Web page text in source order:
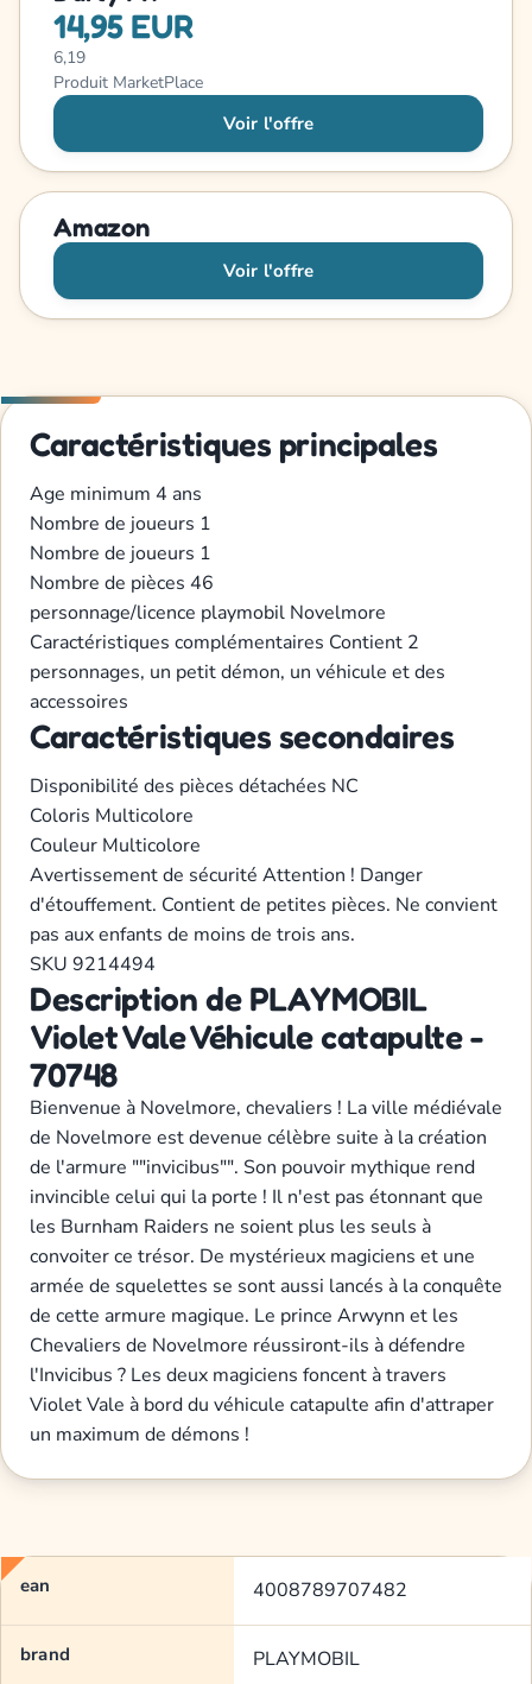
14,95 EUR
6,19
Produit MarketPlace
Voir l'offre
Amazon
Voir l'offre
Caractéristiques principales
Age minimum 4 ans
Nombre de joueurs 1
Nombre de joueurs 1
Nombre de pièces 46
personnage/licence playmobil Novelmore
Caractéristiques complémentaires Contient 2
personnages, un petit démon, un véhicule et des
accessoires
Caractéristiques secondaires
Disponibilité des pièces détachées NC
Coloris Multicolore
Couleur Multicolore
Avertissement de sécurité Attention ! Danger
d'étouffement. Contient de petites pièces. Ne convient
pas aux enfants de moins de trois ans.
SKU 9214494
Description de PLAYMOBIL
Violet Vale Véhicule catapulte -
70748
Bienvenue à Novelmore, chevaliers ! La ville médiévale
de Novelmore est devenue célèbre suite à la création
de l'armure ""invicibus"". Son pouvoir mythique rend
invincible celui qui la porte ! Il n'est pas étonnant que
les Burnham Raiders ne soient plus les seuls à
convoiter ce trésor. De mystérieux magiciens et une
armée de squelettes se sont aussi lancés à la conquête
de cette armure magique. Le prince Arwynn et les
Chevaliers de Novelmore réussiront-ils à défendre
l'Invicibus ? Les deux magiciens foncent à travers
Violet Vale à bord du véhicule catapulte afin d'attraper
un maximum de démons !
ean 4008789707482
brand PLAYMOBIL